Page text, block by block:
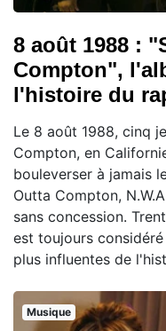
8 août 1988 :
Compton",
l'histoire du
Le 8 août 1988, cinq
Compton, en
bouleverser à jamais
Outta Compton,
sans concession.
est toujours
plus influentes de
Musique